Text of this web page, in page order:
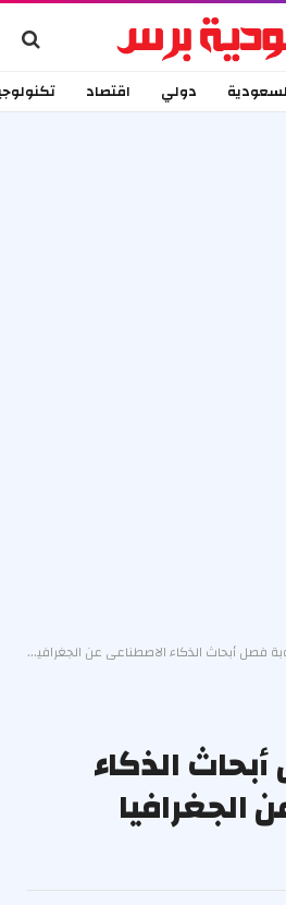
دولي اقتصاد
فصل أبحاث الذكاء الاصطناعي عن الجغرافيا السياسية
الذكاء
الجغرافيا